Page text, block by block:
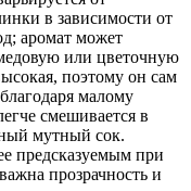
в зависимости от
аромат может
или цветочную
поэтому он сам
малому
смешивается в
мутный сок.
предсказуемым при
прозрачность и